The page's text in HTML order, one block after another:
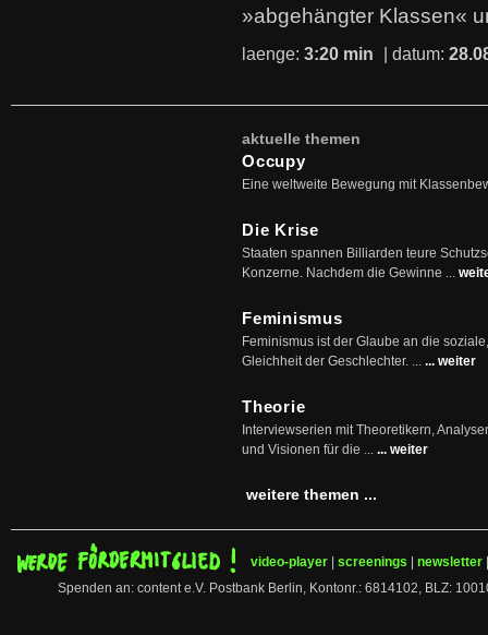
»abgehängter Klassen«
laenge: 3:20 min | datum:
aktuelle themen
Occupy
Eine weltweite Bewegung mit
Die Krise
Staaten spannen Billiarden teure
Konzerne. Nachdem die Gewinne ...
Feminismus
Feminismus ist der Glaube an die
Gleichheit der Geschlechter. ... ... weiter
Theorie
Interviewserien mit Theoretikern,
und Visionen für die ... ... weiter
weitere themen ...
video-player screenings newsletter
Spenden an: content e.V. Postbank Berlin, Kontonr.: 6814102, BLZ: